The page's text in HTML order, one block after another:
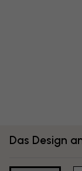
Das Design